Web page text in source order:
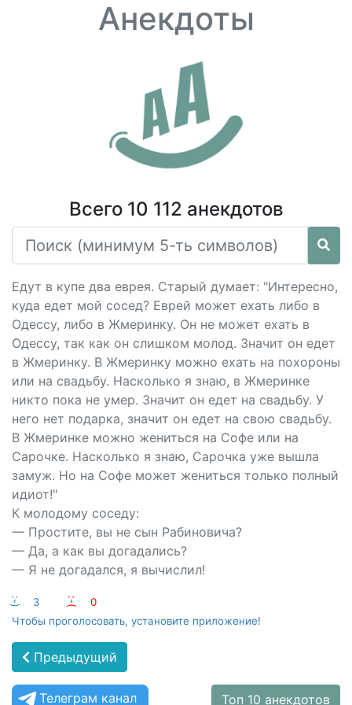
Анекдоты
Всего 10 112 анекдотов
Едут в купе два еврея. Старый думает: "Интересно,
куда едет мой сосед? Еврей может ехать либо в
Одессу, либо в Жмеринку. Он не может ехать в
Одессу, так как он слишком молод. Значит он едет
в Жмеринку. В Жмеринку можно ехать на похороны
или на свадьбу. Насколько я знаю, в Жмеринке
никто пока не умер. Значит он едет на свадьбу. У
него нет подарка, значит он едет на свою свадьбу.
В Жмеринке можно жениться на Софе или на
Сарочке. Насколько я знаю, Сарочка уже вышла
замуж. Но на Софе может жениться только полный
идиот!"
К молодому соседу:
— Простите, вы не сын Рабиновича?
— Да, а как вы догадались?
— Я не догадался, я вычислил!
:-) 3 :-(
0
Чтобы проголосовать, установите приложение!
Предыдущий
Телеграм канал Топ 10 анекдотов